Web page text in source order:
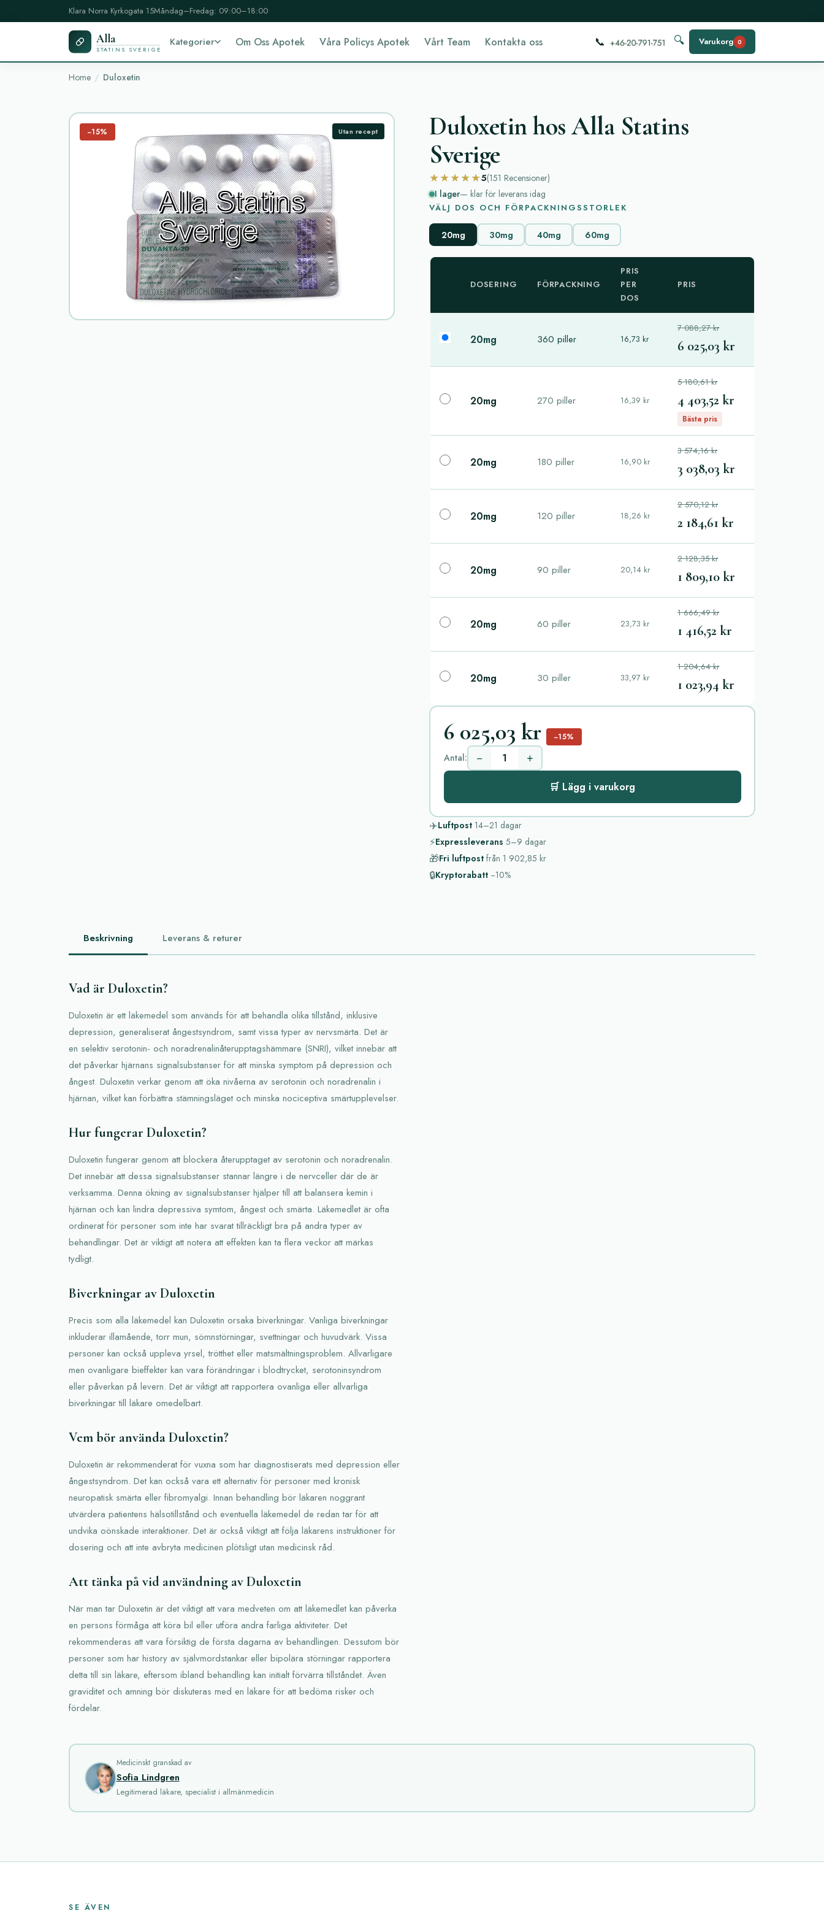
Klara Norra Kyrkogata 15Måndag–Fredag: 09:00–18:00
Alla
STATINS SVERIGE
Kategorier Om Oss Apotek Våra Policys Apotek Vårt Team Kontakta oss 📞 🔍 Varukorg 0
Home Duloxetin
−15% Utan recept
Duloxetin hos Alla Statins
Sverige
★★★★★5(151 Recensioner)
I lager— klar för leverans idag
VÄLJ DOS OCH FÖRPACKNINGSSTORLEK
20mg 30mg 40mg 60mg
DOSERING FÖRPACKNING
PRIS
PER
DOS
PRIS
20mg 360 piller 16,73 kr
7 088,27 kr
6 025,03 kr
20mg 270 piller 16,39 kr
5 180,61 kr
4 403,52 kr
Bästa pris
20mg 180 piller 16,90 kr
3 574,16 kr
3 038,03 kr
20mg 120 piller 18,26 kr
2 570,12 kr
2 184,61 kr
20mg 90 piller 20,14 kr
2 128,35 kr
1 809,10 kr
20mg 60 piller 23,73 kr
1 666,49 kr
1 416,52 kr
20mg 30 piller 33,97 kr
1 204,64 kr
1 023,94 kr
6 025,03 kr −15%
Antal: − +
🛒 Lägg i varukorg
✈️Luftpost 14–21 dagar
⚡Expressleverans 5–9 dagar
🎁Fri luftpost från 1 902,85 kr
🔒Kryptorabatt −10%
Beskrivning Leverans & returer
Vad är Duloxetin?
Duloxetin är ett läkemedel som används för att behandla olika tillstånd, inklusive
depression, generaliserat ångestsyndrom, samt vissa typer av nervsmärta. Det är
en selektiv serotonin- och noradrenalinåterupptagshämmare (SNRI), vilket innebär att
det påverkar hjärnans signalsubstanser för att minska symptom på depression och
ångest. Duloxetin verkar genom att öka nivåerna av serotonin och noradrenalin i
hjärnan, vilket kan förbättra stämningsläget och minska nociceptiva smärtupplevelser.
Hur fungerar Duloxetin?
Duloxetin fungerar genom att blockera återupptaget av serotonin och noradrenalin.
Det innebär att dessa signalsubstanser stannar längre i de nervceller där de är
verksamma. Denna ökning av signalsubstanser hjälper till att balansera kemin i
hjärnan och kan lindra depressiva symtom, ångest och smärta. Läkemedlet är ofta
ordinerat för personer som inte har svarat tillräckligt bra på andra typer av
behandlingar. Det är viktigt att notera att effekten kan ta flera veckor att märkas
tydligt.
Biverkningar av Duloxetin
Precis som alla läkemedel kan Duloxetin orsaka biverkningar. Vanliga biverkningar
inkluderar illamående, torr mun, sömnstörningar, svettningar och huvudvärk. Vissa
personer kan också uppleva yrsel, trötthet eller matsmältningsproblem. Allvarligare
men ovanligare bieffekter kan vara förändringar i blodtrycket, serotoninsyndrom
eller påverkan på levern. Det är viktigt att rapportera ovanliga eller allvarliga
biverkningar till läkare omedelbart.
Vem bör använda Duloxetin?
Duloxetin är rekommenderat för vuxna som har diagnostiserats med depression eller
ångestsyndrom. Det kan också vara ett alternativ för personer med kronisk
neuropatisk smärta eller fibromyalgi. Innan behandling bör läkaren noggrant
utvärdera patientens hälsotillstånd och eventuella läkemedel de redan tar för att
undvika oönskade interaktioner. Det är också viktigt att följa läkarens instruktioner för
dosering och att inte avbryta medicinen plötsligt utan medicinsk råd.
Att tänka på vid användning av Duloxetin
När man tar Duloxetin är det viktigt att vara medveten om att läkemedlet kan påverka
en persons förmåga att köra bil eller utföra andra farliga aktiviteter. Det
rekommenderas att vara försiktig de första dagarna av behandlingen. Dessutom bör
personer som har history av självmordstankar eller bipolära störningar rapportera
detta till sin läkare, eftersom ibland behandling kan initialt förvärra tillståndet. Även
graviditet och amning bör diskuteras med en läkare för att bedöma risker och
fördelar.
Medicinskt granskad av
Sofia Lindgren
Legitimerad läkare, specialist i allmänmedicin
SE ÄVEN